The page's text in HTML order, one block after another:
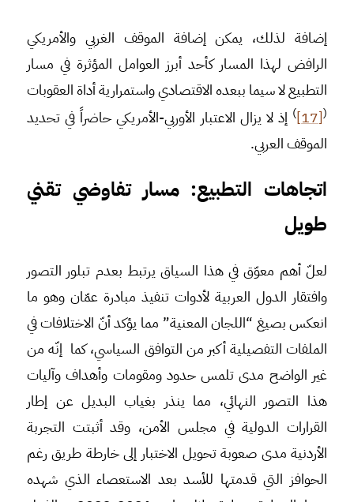
إضافة لذلك، يمكن إضافة الموقف الغربي والأمريكي
الرافض لهذا المسار كأحد أبرز العوامل المؤثرة في مسار
التطبيع لا سيما ببعده الاقتصادي واستمرارية أداة العقوبات
(
[17]
) إذ لا يزال الاعتبار الأوربي-الأمريكي حاضراً في تحديد
الموقف العربي.
اتجاهات التطبيع: مسار تفاوضي تقني
طويل
لعلّ أهم معوّق في هذا السياق يرتبط بعدم تبلور التصور
وافتقار الدول العربية لأدوات تنفيذ مبادرة عمّان وهو ما
انعكس بصيغ “اللجان المعنية” مما يؤكد أنّ الاختلافات في
الملفات التفصيلية أكبر من التوافق السياسي، كما إنّه من
غير الواضح مدى تلمس حدود ومقومات وأهداف وآليات
هذا التصور النهائي، مما ينذر بغياب البديل عن إطار
القرارات الدولية في مجلس الأمن، وقد أثبتت التجربة
الأردنية مدى صعوبة تحويل الاختبار إلى خارطة طريق رغم
الحوافز التي قدمتها للأسد بعد الاستعصاء الذي شهده